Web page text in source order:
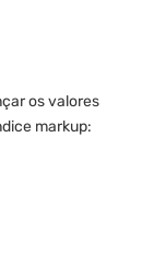
os valores
markup: